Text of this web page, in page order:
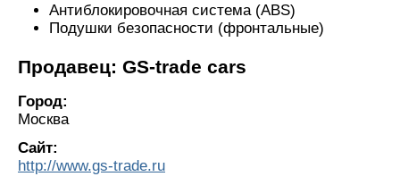
Антиблокировочная система (ABS)
Подушки безопасности (фронтальные)
Продавец: GS-trade cars
Город:
Москва
Сайт:
http://www.gs-trade.ru